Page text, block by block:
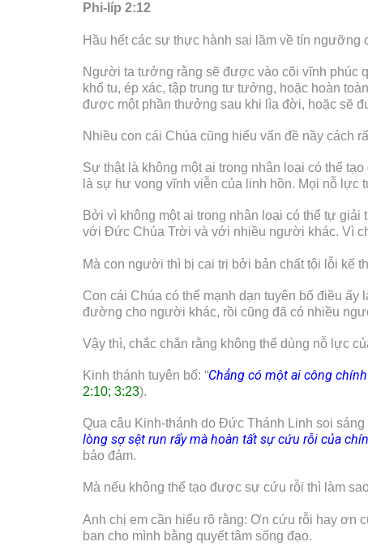
Phi-líp 2:12
Hầu hết các sự thực hành sai lầm về tín
Người ta tưởng rằng sẽ được vào cõi vĩnh phúc
khổ tu, ép xác, tập trung tư tưởng, hoặc hoàn
được một phần thưởng sau khi lìa đời, hoặc sẽ
Nhiều con cái Chúa cũng hiểu vấn đề nầy cách
Sự thật là không một ai trong nhân loại có thể
là sự hư vong vĩnh viễn của linh hồn. Mọi nỗ
Bởi vì không một ai trong nhân loại có thể tự
với Đức Chúa Trời và với nhiều người khác. Vì
Mà con người thì bị cai trị bởi bản chất tội lỗi kế
Con cái Chúa có thể mạnh dạn tuyên bố điều
đường cho người khác, rồi cũng đã có nhiều
Vậy thì, chắc chắn rằng không thể dùng nỗ lực
Kinh thánh tuyên bố: “Chẳng có một ai công
2:10; 3:23).
Qua câu Kinh-thánh do Đức Thánh Linh soi
lòng sợ sệt run rẩy mà hoàn tất sự cứu rỗi của
bảo đảm.
Mà nếu không thể tạo được sự cứu rỗi thì làm
Anh chị em cần hiểu rõ rằng: Ơn cứu rỗi hay ơn
ban cho mình bằng quyết tâm sống đạo.